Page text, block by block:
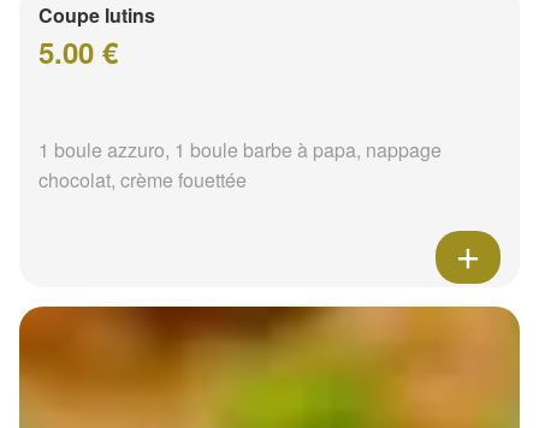
Coupe lutins
5.00 €
1 boule azzuro, 1 boule barbe à papa, nappage
chocolat, crème fouettée